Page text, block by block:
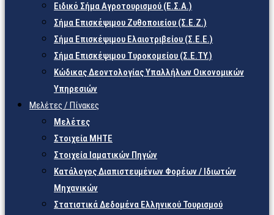
Ειδικό Σήμα Αγροτουρισμού (Ε.Σ.Α.)
Σήμα Επισκέψιμου Ζυθοποιείου (Σ.Ε.Ζ.)
Σήμα Επισκέψιμου Ελαιοτριβείου (Σ.Ε.Ε.)
Σήμα Επισκέψιμου Τυροκομείου (Σ.Ε.TY.)
Κώδικας Δεοντολογίας Υπαλλήλων Οικονομικών
Υπηρεσιών
Μελέτες / Πίνακες
Μελέτες
Στοιχεία ΜΗΤΕ
Στοιχεία Ιαματικών Πηγών
Κατάλογος Διαπιστευμένων Φορέων / Ιδιωτών
Μηχανικών
Στατιστικά Δεδομένα Ελληνικού Τουρισμού